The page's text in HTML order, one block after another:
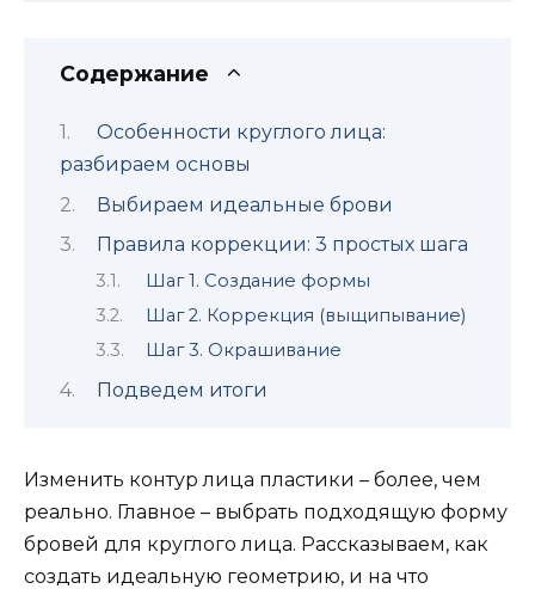
Содержание
Особенности круглого лица:
разбираем основы
Выбираем идеальные брови
Правила коррекции: 3 простых шага
Шаг 1. Создание формы
Шаг 2. Коррекция (выщипывание)
Шаг 3. Окрашивание
Подведем итоги
Изменить контур лица пластики – более, чем
реально. Главное – выбрать подходящую форму
бровей для круглого лица. Рассказываем, как
создать идеальную геометрию, и на что